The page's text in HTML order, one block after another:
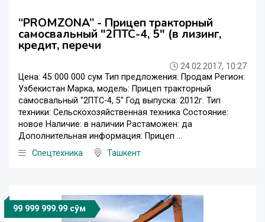
“PROMZONA” - Прицеп тракторный
самосвальный "2ПТС-4, 5" (в лизинг,
кредит, перечи
24.02.2017, 10:27
Цeнa: 45 000 000 сум Тип предложения: Продам Регион:
Узбекистан Марка, модель: Прицеп тракторный
самосвальный "2ПТС-4, 5" Год выпуска: 2012г. Тип
техники: Сельскохозяйственная техника Состояние:
новое Наличие: в наличии Растаможен: да
Дополнительная информация: Прицеп ...
Спецтехника
Ташкент
99 999 999.99 сўм